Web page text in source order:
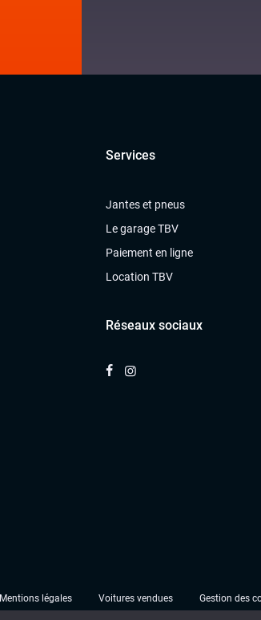
Services
Jantes et pneus
Le garage TBV
Paiement en ligne
Location TBV
Réseaux sociaux
Mentions légales Voitures vendues Gestion des